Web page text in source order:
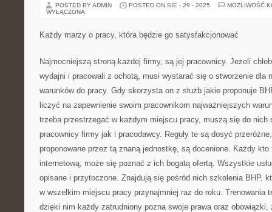
POSTED BY ADMIN POSTED ON SIE - 29 - 2025
MOŻLIWOŚĆ
WYŁĄCZONA
Każdy marzy o pracy, która będzie go satysfakcjonować
Najmocniejszą stroną każdej firmy, są jej pracownicy. Jeżeli
wydajni i pracowali z ochotą, musi wystarać się o stworzenie dla
warunków do pracy. Gdy skorzysta on z służb jakie proponuje
liczyć na zapewnienie swoim pracownikom najważniejszych
trzeba przestrzegać w każdym miejscu pracy, muszą się do nich
pracownicy firmy jak i pracodawcy. Reguły te są dosyć
proponowane przez tą znaną jednostkę, są docenione. Każdy
internetową, może się poznać z ich bogatą ofertą. Wszystkie
opisane i przytoczone. Znajdują się pośród nich szkolenia BHP,
w wszelkim miejscu pracy przynajmniej raz do roku. Trenowania
dzięki nim każdy zatrudniony pozna swoje prawa oraz obowiązki,